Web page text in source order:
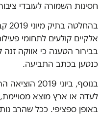
חסינות השמורה לעובדי
אלקיים קולעים לתחומי
כנטען בכתב התביעה.
בנוסף,
לעדה או ארץ מוצא מסויימת,
באופן ספציפי. ככל שהרב